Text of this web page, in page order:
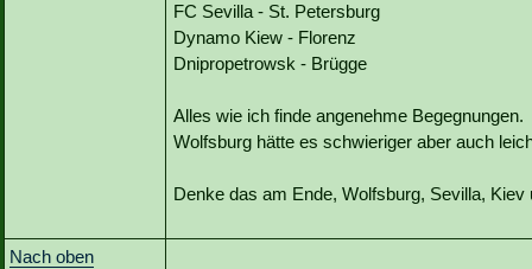
FC Sevilla - St. Petersburg
Dynamo Kiew - Florenz
Dnipropetrowsk - Brügge
Alles wie ich finde angenehme Begegnungen.
Wolfsburg hätte es schwieriger aber auch
Denke das am Ende, Wolfsburg, Sevilla,
Nach oben